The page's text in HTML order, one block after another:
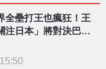
全壘打王也瘋狂！王
注日本」將對決巴